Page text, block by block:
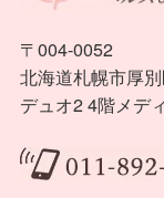
〒004-0052
北海道札幌市厚
デュオ2 4階メデ